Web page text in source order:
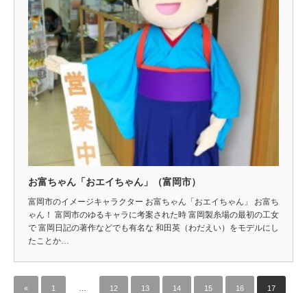
お富ちゃん「おエイちゃん」（富岡市）
富岡市のイメージキャラクター お富ちゃん「おエイちゃん」 お富ち
ゃん！ 富岡市のゆるキャラに考案された時 富岡製糸場の最初の工女
で 富岡日記の著作などでも有名な 和田英（わだえい）をモデルにし
たことか…
« 1 12 13 14 15 16 17